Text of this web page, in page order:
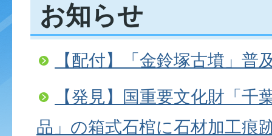
お知らせ
【配付】「金鈴塚古墳」普
【発見】国重要文化財「千
品」の箱式石棺に石材加工痕